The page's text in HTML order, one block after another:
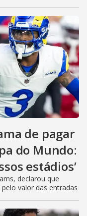
de pagar
do Mundo:
estádios’
declarou que
valor das entradas